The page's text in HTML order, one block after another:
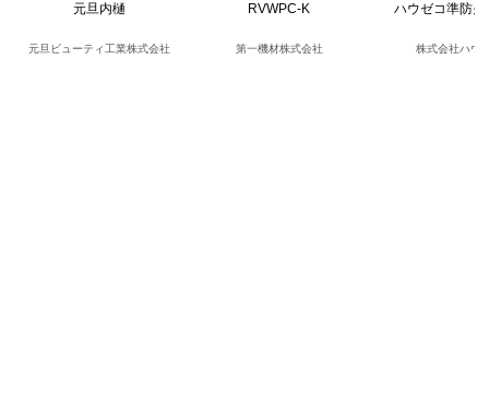
元旦内樋
元旦ビューティ工業株式会社
RVWPC-K
第一機材株式会社
ハウゼコ準防火
株式会社ハウ